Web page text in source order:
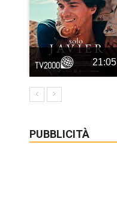
21:05
PUBBLICITÀ